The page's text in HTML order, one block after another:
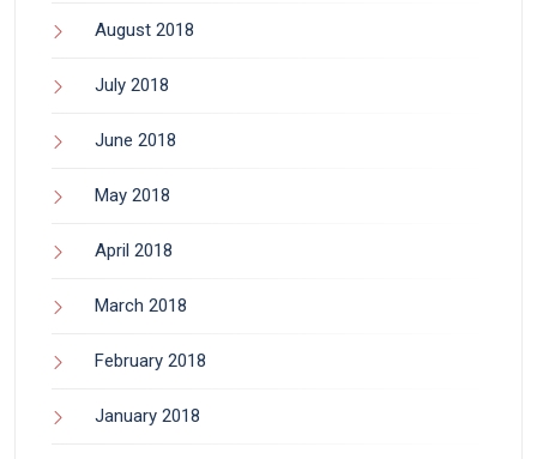
August 2018
July 2018
June 2018
May 2018
April 2018
March 2018
February 2018
January 2018